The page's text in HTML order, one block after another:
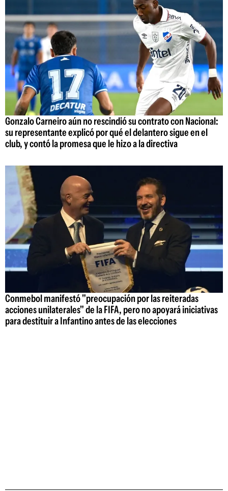
Gonzalo Carneiro aún no rescindió su contrato con Nacional:
su representante explicó por qué el delantero sigue en el
club, y contó la promesa que le hizo a la directiva
Conmebol manifestó "preocupación por las reiteradas
acciones unilaterales" de la FIFA, pero no apoyará iniciativas
para destituir a Infantino antes de las elecciones